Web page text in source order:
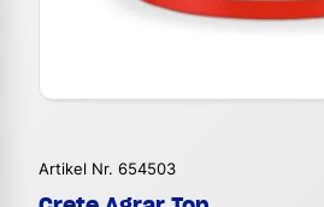
Artikel Nr. 654503